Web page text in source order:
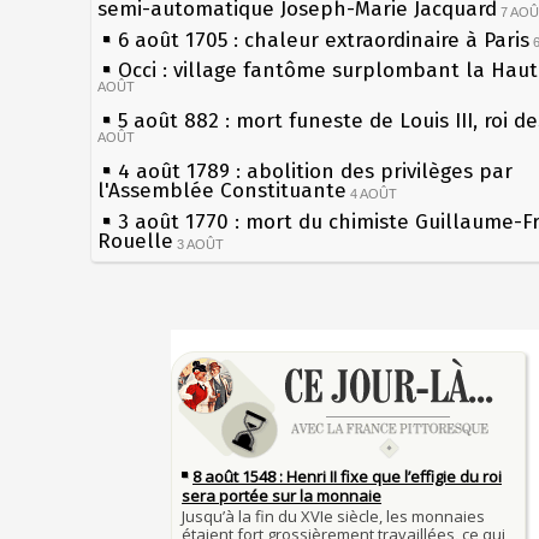
semi-automatique Joseph-Marie Jacquard 7
6 août 1705 : chaleur extraordinaire à Paris
Occi : village fantôme surplombant la
AOÛT
5 août 882 : mort funeste de Louis III, roi
AOÛT
4 août 1789 : abolition des privilèges par
l'Assemblée Constituante 4 AOÛT
3 août 1770 : mort du chimiste Guillaume-
Rouelle 3 AOÛT
Musée Jean de La Fontaine : réouverture
1er août 1589 : Henri III est poignardé à
par Jacques Clément, moine jacobin 1ER AOÛT
31 juillet 1899 : décret instaurant les
boîtes aux lettres en fonte de Léon Mougeot
30 juillet 1918 : mort d'Auguste Poulain,
Chocolat Poulain 30 JUILLET
29 juillet 1881 : loi sur la liberté de la
les siècles
27 mai 1610 : supplice de François
du roi Henri IV
Pierre qui roule n'amasse pas mousse
Qui aime bien châtie bien
Tout vient à point à qui sait attendre
François II (né le 19 janvier 1544, mort le 5